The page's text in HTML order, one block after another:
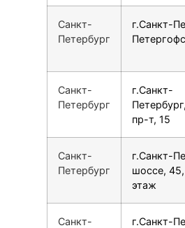
Санкт-
Петербург
г.Санкт-
Санкт-
Петербург
г.Санкт-
пр-т, 15
Санкт-
Петербург
г.Санкт-
шоссе, 45,
этаж
Санкт-
г.Санкт-